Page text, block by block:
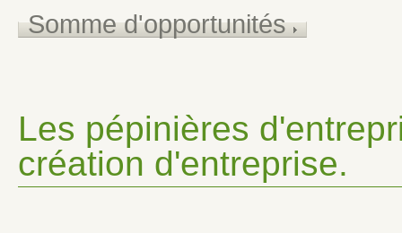
Somme d'opportunités
Les pépinières
création d'entreprise.